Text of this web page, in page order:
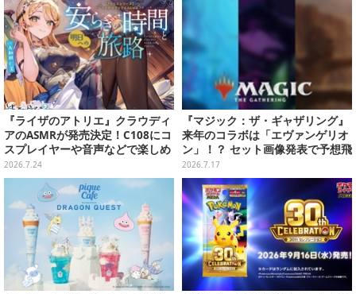
『ライザのアトリエ』クラウディ
アのASMRが発売決定！C108にコ
スプレイヤーや音声などで楽しめ
るブースを出展
2026.7.24
『マジック：ザ・ギャザリング』
来年のコラボは「エヴァンゲリオ
ン」！？ セット画像発表で予想飛
び交う
2026.7.17